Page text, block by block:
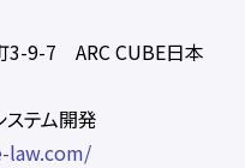
3-9-7 ARC CUBE日本
テム開発
law.com/